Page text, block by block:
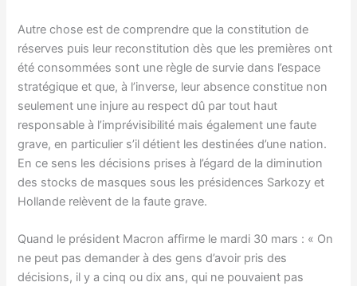
Autre chose est de comprendre que la constitution de
réserves puis leur reconstitution dès que les premières ont
été consommées sont une règle de survie dans l’espace
stratégique et que, à l’inverse, leur absence constitue non
seulement une injure au respect dû par tout haut
responsable à l’imprévisibilité mais également une faute
grave, en particulier s’il détient les destinées d’une nation.
En ce sens les décisions prises à l’égard de la diminution
des stocks de masques sous les présidences Sarkozy et
Hollande relèvent de la faute grave.
Quand le président Macron affirme le mardi 30 mars : « On
ne peut pas demander à des gens d’avoir pris des
décisions, il y a cinq ou dix ans, qui ne pouvaient pas